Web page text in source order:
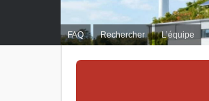
FAQ Rechercher L’équipe